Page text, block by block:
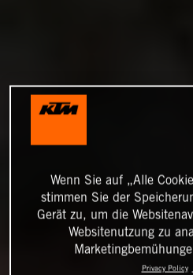
Wenn Sie auf „Alle
stimmen Sie der
Gerät zu, um die
Websitenutzung zu
Privacy Policy